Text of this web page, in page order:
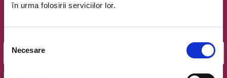
în urma folosirii serviciilor lor.
consimțământului
Necesare
Oferte exclusive si o editie saptamanala cu cele mai noi